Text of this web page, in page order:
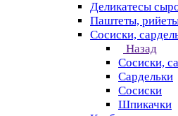
Деликатесы
Паштеты,
Сосиски,
Назад
Сосиски,
Сардельки
Сосиски
Шпикачки